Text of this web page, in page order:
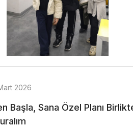
2026
Başla, Sana Özel Planı